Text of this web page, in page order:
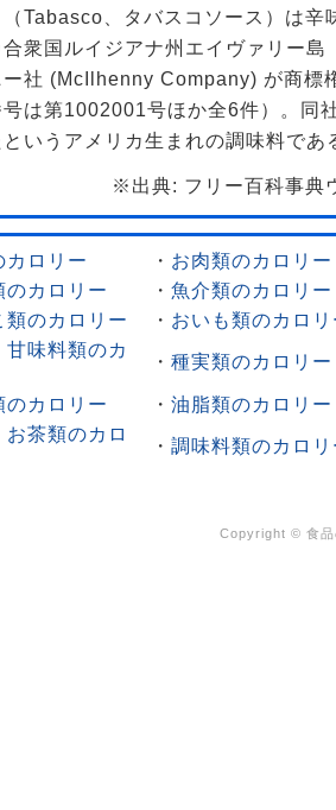
（Tabasco、タバスコソース）は辛
衆国ルイジアナ州エイヴァリー
ー社 (McIlhenny Company) が商標
は第1002001号ほか全6件）。同
いうアメリカ生まれの調味料であ
※出典: フリー百科事典
カロリー ・ お肉類のカロリー
のカロリー ・ 魚介類のカロリー
類のカロリー ・ おいも類のカロリ
甘味料類のカ
・ 種実類のカロリー
のカロリー ・ 油脂類のカロリー
お茶類のカロ
・ 調味料類のカロリ
Copyright © 食